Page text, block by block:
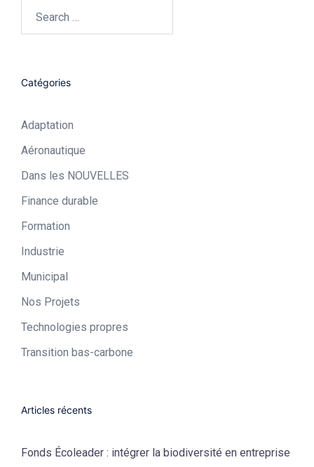
Catégories
Adaptation
Aéronautique​
Dans les NOUVELLES
Finance durable
Formation
Industrie​
Municipal​
Nos Projets
Technologies propres​
Transition bas-carbone
Articles récents
Fonds Écoleader : intégrer la biodiversité en entreprise